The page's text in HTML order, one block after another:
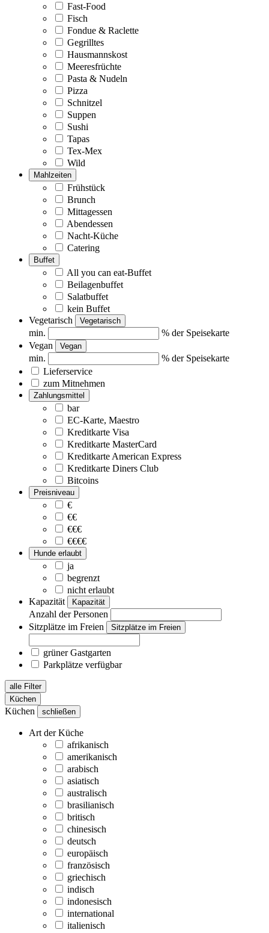
Fast-Food
Fisch
Fondue & Raclette
Gegrilltes
Hausmannskost
Meeresfrüchte
Pasta & Nudeln
Pizza
Schnitzel
Suppen
Sushi
Tapas
Tex-Mex
Wild
Mahlzeiten
Frühstück
Brunch
Mittagessen
Abendessen
Nacht-Küche
Catering
Buffet
All you can eat-Buffet
Beilagenbuffet
Salatbuffet
kein Buffet
Vegetarisch
Vegetarisch
min.
% der Speisekarte
Vegan
Vegan
min.
% der Speisekarte
Lieferservice
zum Mitnehmen
Zahlungsmittel
bar
EC-Karte, Maestro
Kreditkarte Visa
Kreditkarte MasterCard
Kreditkarte American Express
Kreditkarte Diners Club
Bitcoins
Preisniveau
€
€€
€€€
€€€€
Hunde erlaubt
ja
begrenzt
nicht erlaubt
Kapazität
Kapazität
Anzahl der Personen
Sitzplätze im Freien
Sitzplätze im Freien
grüner Gastgarten
Parkplätze verfügbar
alle Filter
Küchen
Küchen schließen
Art der Küche
afrikanisch
amerikanisch
arabisch
asiatisch
australisch
brasilianisch
britisch
chinesisch
deutsch
europäisch
französisch
griechisch
indisch
indonesisch
international
italienisch